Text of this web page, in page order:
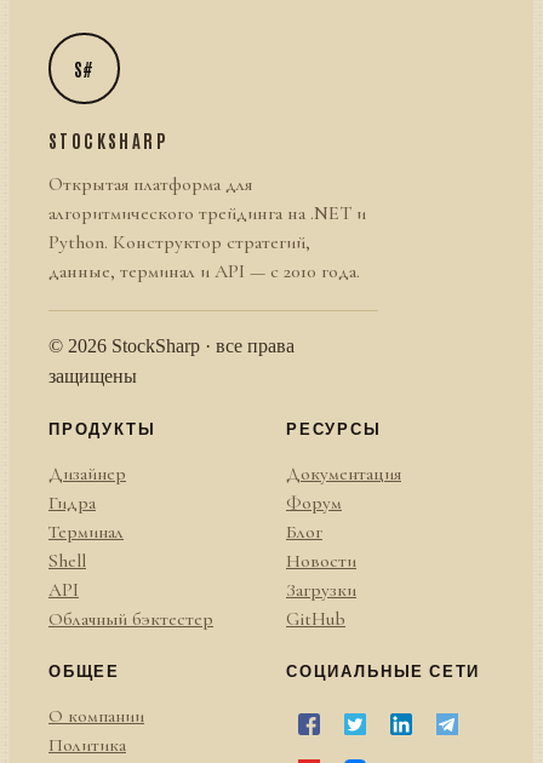
S#
STOCKSHARP
Открытая платформа для
алгоритмического трейдинга на .NET и
Python. Конструктор стратегий,
данные, терминал и API — с 2010 года.
© 2026 StockSharp · все права
защищены
ПРОДУКТЫ
Дизайнер
Гидра
Терминал
Shell
API
Облачный бэктестер
РЕСУРСЫ
Документация
Форум
Блог
Новости
Загрузки
GitHub
ОБЩЕЕ
О компании
Политика
СОЦИАЛЬНЫЕ СЕТИ